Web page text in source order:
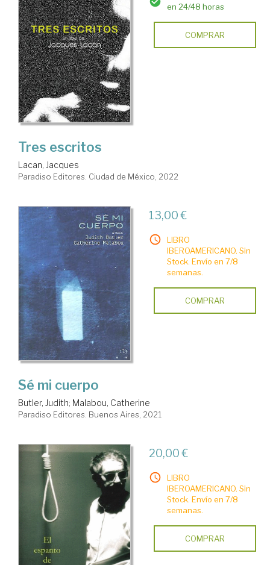
en 24/48 horas
COMPRAR
Tres escritos
Lacan, Jacques
Paradiso Editores. Ciudad de México, 2022
13,00 €
LIBRO
IBEROAMERICANO. Sin
Stock. Envío en 7/8
semanas.
COMPRAR
Sé mi cuerpo
Butler, Judith; Malabou, Catherine
Paradiso Editores. Buenos Aires, 2021
20,00 €
LIBRO
IBEROAMERICANO. Sin
Stock. Envío en 7/8
semanas.
COMPRAR